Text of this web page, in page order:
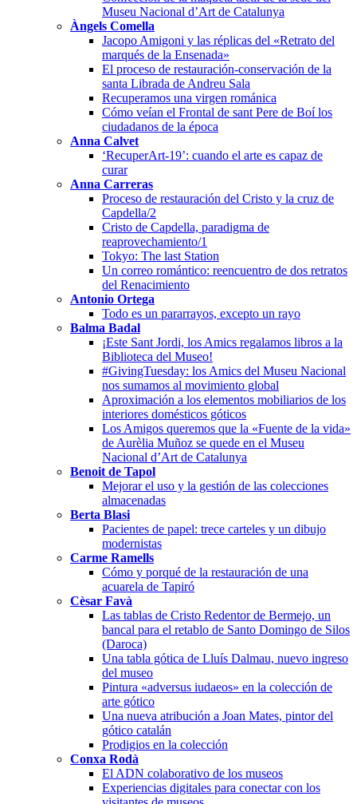
Museu Nacional d’Art de Catalunya
Àngels Comella
Jacopo Amigoni y las réplicas del «Retrato del
marqués de la Ensenada»
El proceso de restauración-conservación de la
santa Librada de Andreu Sala
Recuperamos una virgen románica
Cómo veían el Frontal de sant Pere de Boí los
ciudadanos de la época
Anna Calvet
‘RecuperArt-19’: cuando el arte es capaz de
curar
Anna Carreras
Proceso de restauración del Cristo y la cruz de
Capdella/2
Cristo de Capdella, paradigma de
reaprovechamiento/1
Tokyo: The last Station
Un correo romántico: reencuentro de dos retratos
del Renacimiento
Antonio Ortega
Todo es un pararrayos, excepto un rayo
Balma Badal
¡Este Sant Jordi, los Amics regalamos libros a la
Biblioteca del Museo!
#GivingTuesday: los Amics del Museu Nacional
nos sumamos al movimiento global
Aproximación a los elementos mobiliarios de los
interiores domésticos góticos
Los Amigos queremos que la «Fuente de la vida»
de Aurèlia Muñoz se quede en el Museu
Nacional d’Art de Catalunya
Benoit de Tapol
Mejorar el uso y la gestión de las colecciones
almacenadas
Berta Blasi
Pacientes de papel: trece carteles y un dibujo
modernistas
Carme Ramells
Cómo y porqué de la restauración de una
acuarela de Tapiró
Cèsar Favà
Las tablas de Cristo Redentor de Bermejo, un
bancal para el retablo de Santo Domingo de Silos
(Daroca)
Una tabla gótica de Lluís Dalmau, nuevo ingreso
del museo
Pintura «adversus iudaeos» en la colección de
arte gótico
Una nueva atribución a Joan Mates, pintor del
gótico catalán
Prodigios en la colección
Conxa Rodà
El ADN colaborativo de los museos
Experiencias digitales para conectar con los